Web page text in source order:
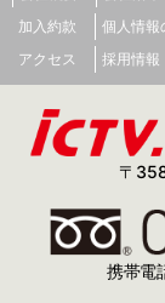
加入約款
個人情報
アクセス
採用情報
〒
携帯電